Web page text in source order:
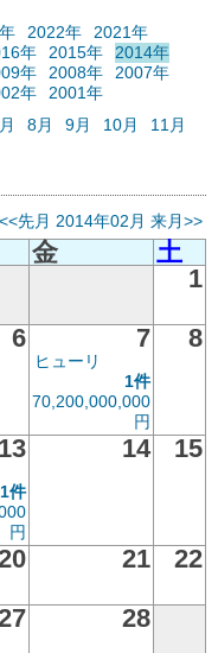
2022年
2021年
年 2015年
2014年
年 2008年
2007年
年
2001年
8月 9月 10月
11月
<<先月 2014年02月 来月>>
金
土
1
6 7
ヒューリ
1件
70,200,000,000
円
8
13
1件
円
14 15
21
22
28